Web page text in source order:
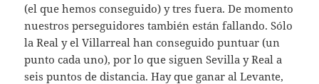
(el que hemos conseguido) y tres fuera. De momento
nuestros perseguidores también están fallando. Sólo
la Real y el Villarreal han conseguido puntuar (un
punto cada uno), por lo que siguen Sevilla y Real a
seis puntos de distancia. Hay que ganar al Levante,